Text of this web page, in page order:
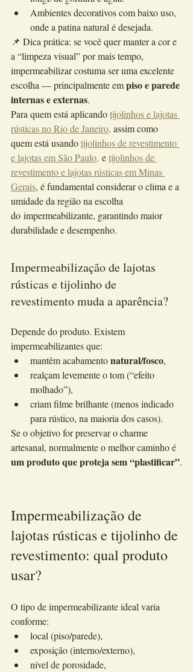
Ambientes decorativos com baixo uso,
onde a patina natural é desejada.
📌 Dica prática: se você quer manter a cor e
a “limpeza visual” por mais tempo,
impermeabilizar costuma ser uma excelente
escolha — principalmente em piso e parede
internas e externas.
Para quem está aplicando tijolinhos e lajotas
rústicas no Rio de Janeiro, assim como
quem está usando tijolinhos de revestimento
e lajotas em São Paulo, e tijolinhos de
revestimento e lajotas rústicas em Minas
Gerais, é fundamental considerar o clima e a
umidade da região na escolha
do impermeabilizante, garantindo maior
durabilidade e desempenho.
Impermeabilização de lajotas
rústicas e tijolinho de
revestimento muda a aparência?
Depende do produto. Existem
impermeabilizantes que:
mantêm acabamento natural/fosco,
realçam levemente o tom (“efeito
molhado”),
criam filme brilhante (menos indicado
para rústico, na maioria dos casos).
Se o objetivo for preservar o charme
artesanal, normalmente o melhor caminho é
um produto que proteja sem “plastificar”.
Impermeabilização de
lajotas rústicas e tijolinho de
revestimento: qual produto
usar?
O tipo de impermeabilizante ideal varia
conforme:
local (piso/parede),
exposição (interno/externo),
nível de porosidade,